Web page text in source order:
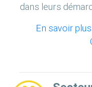
dans leurs
En savoir